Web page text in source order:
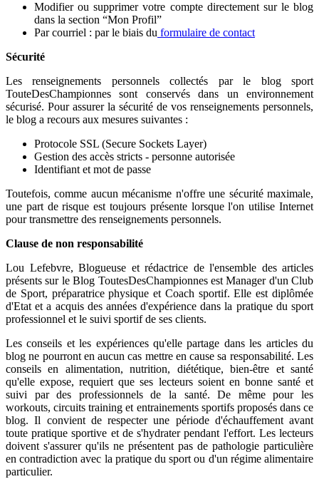
Modifier ou supprimer votre compte directement sur le blog
dans la section “Mon Profil”
Par courriel : par le biais du formulaire de contact
Sécurité
Les renseignements personnels collectés par le blog sport
TouteDesChampionnes sont conservés dans un environnement
sécurisé. Pour assurer la sécurité de vos renseignements personnels,
le blog a recours aux mesures suivantes :
Protocole SSL (Secure Sockets Layer)
Gestion des accès stricts - personne autorisée
Identifiant et mot de passe
Toutefois, comme aucun mécanisme n'offre une sécurité maximale,
une part de risque est toujours présente lorsque l'on utilise Internet
pour transmettre des renseignements personnels.
Clause de non responsabilité
Lou Lefebvre, Blogueuse et rédactrice de l'ensemble des articles
présents sur le Blog ToutesDesChampionnes est Manager d'un Club
de Sport, préparatrice physique et Coach sportif. Elle est diplômée
d'Etat et a acquis des années d'expérience dans la pratique du sport
professionnel et le suivi sportif de ses clients.
Les conseils et les expériences qu'elle partage dans les articles du
blog ne pourront en aucun cas mettre en cause sa responsabilité. Les
conseils en alimentation, nutrition, diététique, bien-être et santé
qu'elle expose, requiert que ses lecteurs soient en bonne santé et
suivi par des professionnels de la santé. De même pour les
workouts, circuits training et entrainements sportifs proposés dans ce
blog. Il convient de respecter une période d'échauffement avant
toute pratique sportive et de s'hydrater pendant l'effort. Les lecteurs
doivent s'assurer qu'ils ne présentent pas de pathologie particulière
en contradiction avec la pratique du sport ou d'un régime alimentaire
particulier.